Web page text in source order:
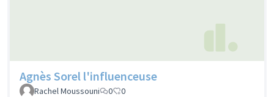
Agnès Sorel l'influenceuse
Rachel Moussouni 0 0